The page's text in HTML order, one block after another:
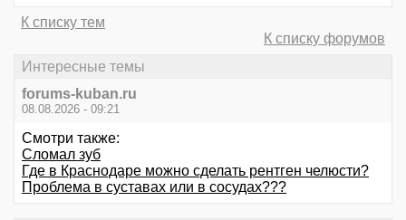
К списку тем
К списку форумов
Интересные темы
forums-kuban.ru
08.08.2026 - 09:21
Смотри также:
Сломал зуб
Где в Краснодаре можно сделать рентген челюсти?
Проблема в суставах или в сосудах???